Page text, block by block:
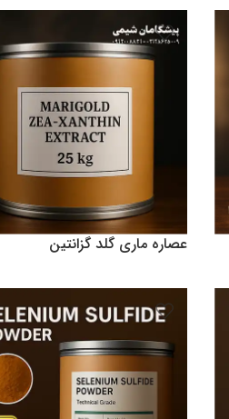
افزودن به سبد خرید
عصاره ماری گلد گزانتین
افزودن به سبد خرید